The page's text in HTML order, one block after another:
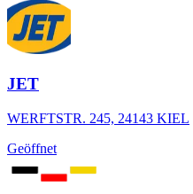
JET
WERFTSTR. 245, 24143 KIEL
Geöffnet